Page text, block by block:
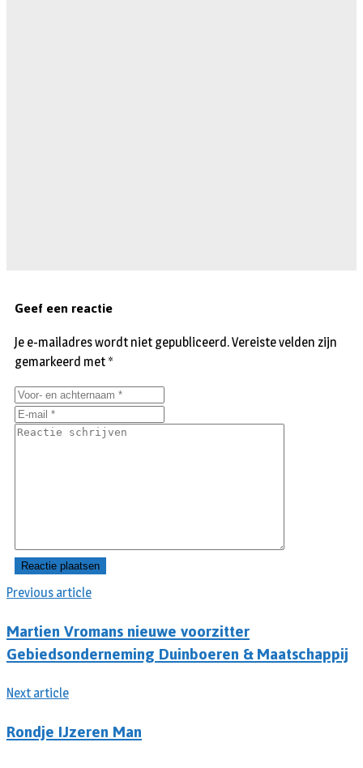
Previous article
Martien Vromans nieuwe voorzitter
Gebiedsonderneming Duinboeren & Maatschappij
Next article
Rondje IJzeren Man
Geef een reactie
Je e-mailadres wordt niet gepubliceerd.Vereiste velden zijn
gemarkeerd met *